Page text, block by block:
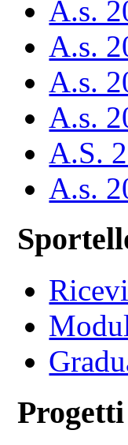
A.s.
A.s.
A.s.
A.s.
A.S.
A.s.
Progetti